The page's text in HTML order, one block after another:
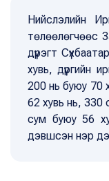
Нийслэлийн
төлөөлөгчөөс
дүүрэгт
хувь, дүүргийн
200 нь буюу 70
62 хувь нь, 330
сум буюу 56
дэвшсэн нэр